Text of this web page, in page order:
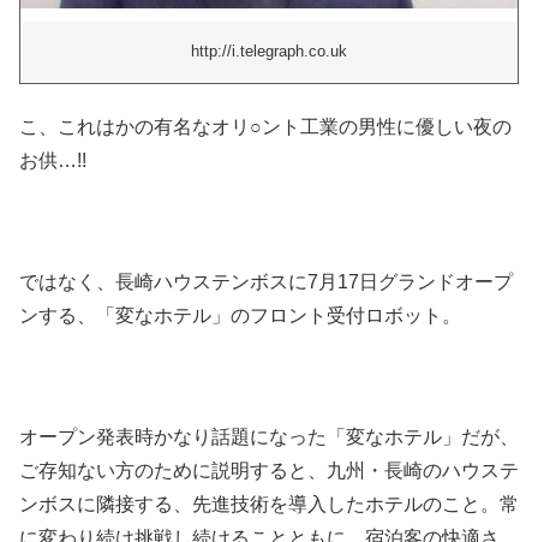
http://i.telegraph.co.uk
こ、これはかの有名なオリ○ント工業の男性に優しい夜の
お供…!!
ではなく、長崎ハウステンボスに7月17日グランドオープ
ンする、「変なホテル」のフロント受付ロボット。
オープン発表時かなり話題になった「変なホテル」だが、
ご存知ない方のために説明すると、九州・長崎のハウステ
ンボスに隣接する、先進技術を導入したホテルのこと。常
に変わり続け挑戦し続けることともに、宿泊客の快適さ、